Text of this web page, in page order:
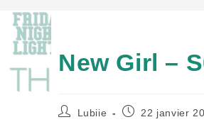
New Girl –
Auteur/autrice
Lubiie
Publication
22 janvier